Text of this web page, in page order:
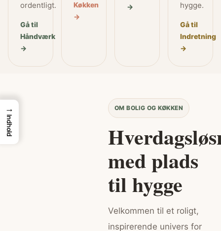
ordentligt.
Gå til
Håndværk
→
Køkken
→
→
hygge.
Gå til
Indretning
→
OM BOLIG OG KØKKEN
med plads
til hygge
Velkommen til et roligt,
inspirerende univers for
→
Indhold